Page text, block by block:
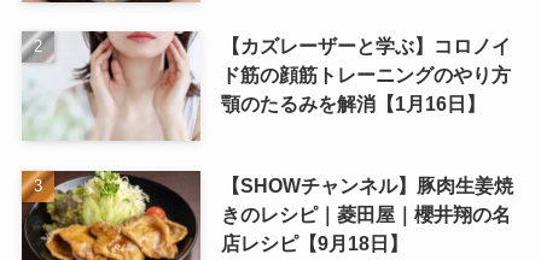
【カズレーザーと学ぶ】コロノイ
ド筋の顔筋トレーニングのやり方
顎のたるみを解消【1月16日】
【SHOWチャンネル】豚肉生姜焼
きのレシピ｜菱田屋｜櫻井翔の名
店レシピ【9月18日】